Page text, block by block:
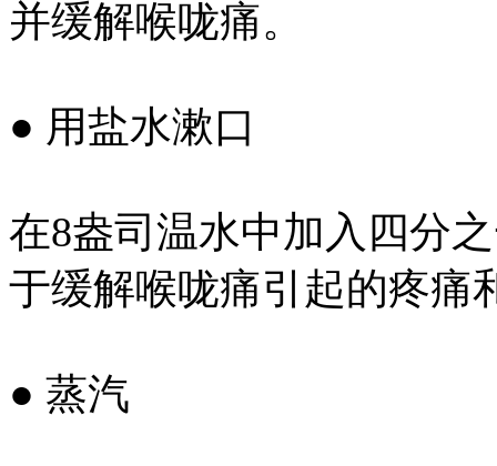
并缓解喉咙痛。
● 用盐水漱口
在8盎司温水中加入四分
于缓解喉咙痛引起的疼痛
● 蒸汽